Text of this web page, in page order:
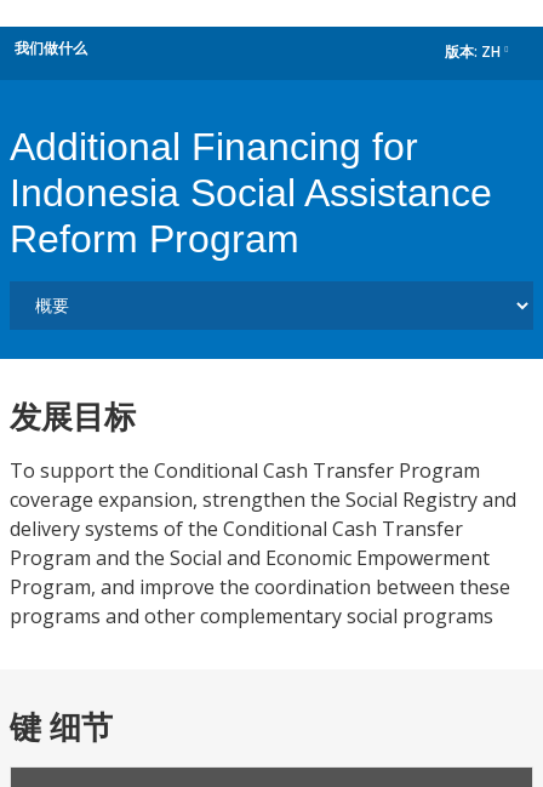
我们做什么 版本: ZH
Additional Financing for
Indonesia Social Assistance
Reform Program
发展目标
To support the Conditional Cash Transfer Program
coverage expansion, strengthen the Social Registry and
delivery systems of the Conditional Cash Transfer
Program and the Social and Economic Empowerment
Program, and improve the coordination between these
programs and other complementary social programs
键 细节